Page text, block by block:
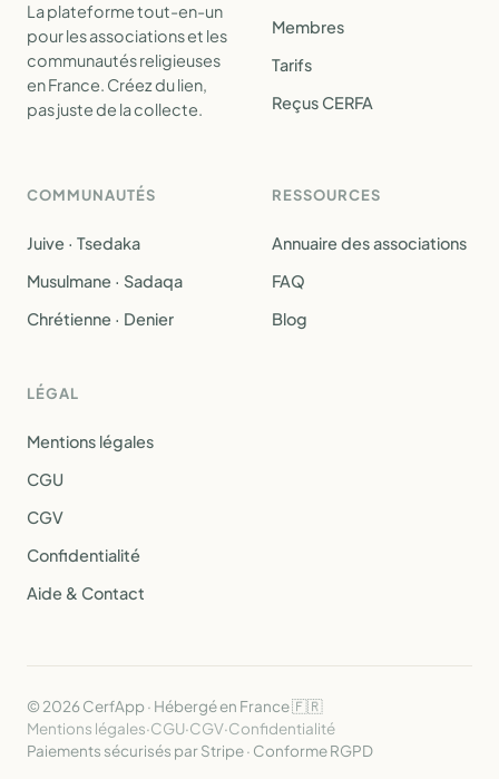
La plateforme tout-en-un
pour les associations et les
communautés religieuses
en France. Créez du lien,
pas juste de la collecte.
Membres
Tarifs
Reçus CERFA
COMMUNAUTÉS
Juive · Tsedaka
Musulmane · Sadaqa
Chrétienne · Denier
RESSOURCES
Annuaire des associations
FAQ
Blog
LÉGAL
Mentions légales
CGU
CGV
Confidentialité
Aide & Contact
© 2026 CerfApp · Hébergé en France 🇫🇷
Mentions légales·CGU·CGV·Confidentialité
Paiements sécurisés par Stripe · Conforme RGPD